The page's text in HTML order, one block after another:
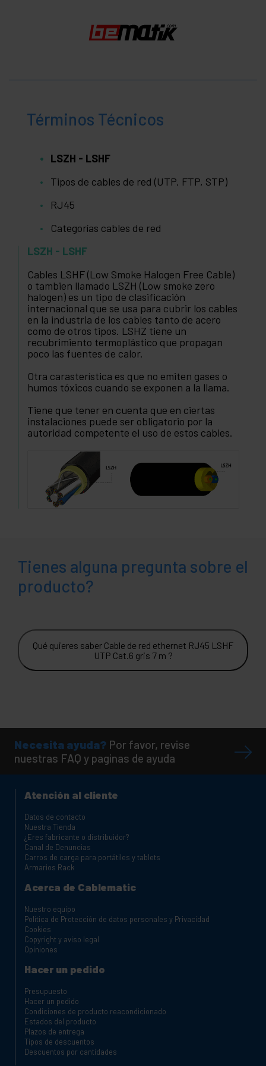
Términos Técnicos
LSZH - LSHF
Tipos de cables de red (UTP, FTP, STP)
RJ45
Categorías cables de red
LSZH - LSHF
Cables LSHF (Low Smoke Halogen Free Cable)
o tambien llamado LSZH (Low smoke zero
halogen) es un tipo de clasificación
internacional que se usa para cubrir los cables
en la industria de los cables tanto de acero
como de otros tipos. LSHZ tiene un
recubrimiento termoplástico que propagan
poco las fuentes de calor.
Otra carasterística es que no emiten gases o
humos tóxicos cuando se exponen a la llama.
Tiene que tener en cuenta que en ciertas
instalaciones puede ser obligatorio por la
autoridad competente el uso de estos cables.
Tienes alguna pregunta sobre el
producto?
Qué quieres saber Cable de red ethernet RJ45 LSHF
UTP Cat.6 gris 7 m ?
Necesita ayuda? Por favor, revise
nuestras FAQ y paginas de ayuda
Atención al cliente
Datos de contacto
Nuestra Tienda
¿Eres fabricante o distribuidor?
Canal de Denuncias
Carros de carga para portátiles y tablets
Armarios Rack
Acerca de Cablematic
Nuestro equipo
Política de Protección de datos personales y Privacidad
Cookies
Copyright y aviso legal
Opiniones
Hacer un pedido
Presupuesto
Hacer un pedido
Condiciones de producto reacondicionado
Estados del producto
Plazos de entrega
Tipos de descuentos
Descuentos por cantidades